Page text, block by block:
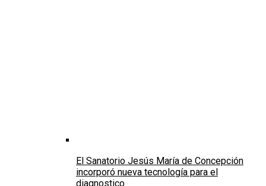
El Sanatorio Jesús María de Concepción
incorporó nueva tecnología para el
diagnostico